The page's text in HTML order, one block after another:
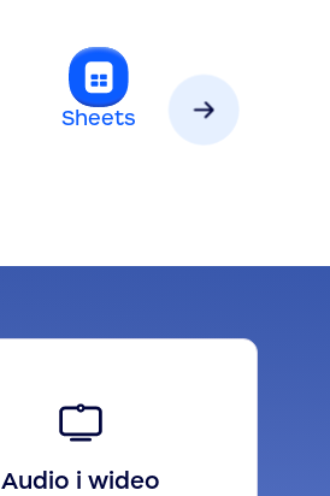
Sheets
Audio i wideo